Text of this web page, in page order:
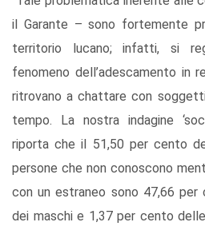
il Garante – sono fortemente
territorio lucano; infatti, si
fenomeno dell’adescamento in
ritrovano a chattare con
tempo. La nostra indagine
riporta che il 51,50 per cento
persone che non conoscono
con un estraneo sono 47,66
dei maschi e 1,37 per cento